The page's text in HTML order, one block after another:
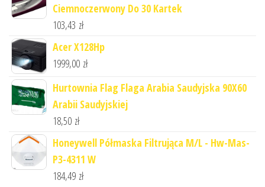
Ciemnoczerwony Do 30 Kartek
103,43 zł
Acer X128Hp
1999,00 zł
Hurtownia Flag Flaga Arabia Saudyjska 90X60
Arabii Saudyjskiej
18,50 zł
Honeywell Półmaska Filtrująca M/L - Hw-Mas-
P3-4311 W
184,49 zł